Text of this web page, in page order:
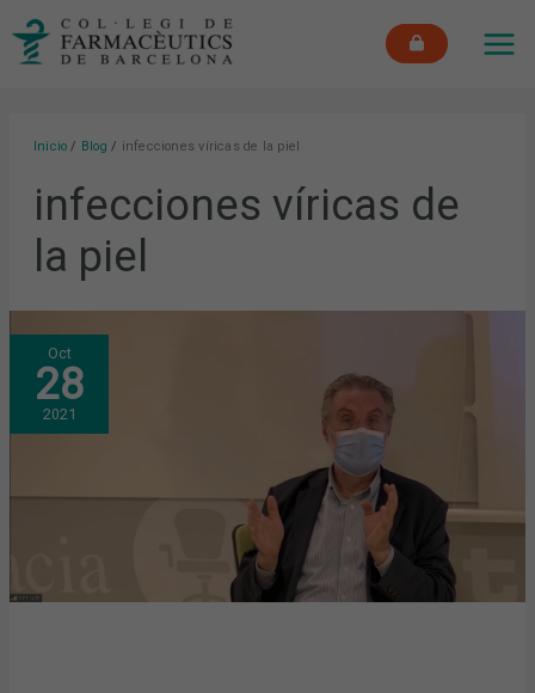
Inicio Blog infecciones víricas de la piel
infecciones víricas de
la piel
Oct
28
2021
INFECCIONES
VÍRICAS
DE
LA
PIEL:
ABORDAJE
Y
EN